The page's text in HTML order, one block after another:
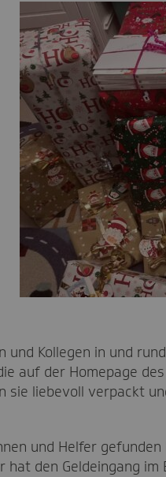
und Kollegen in und
auf der Homepage
sie liebevoll verpackt
und Helfer
den Geldeingang im